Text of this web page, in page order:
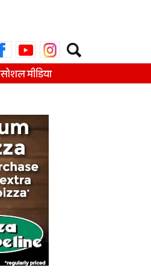
Search
for:
सोशल मीडिया